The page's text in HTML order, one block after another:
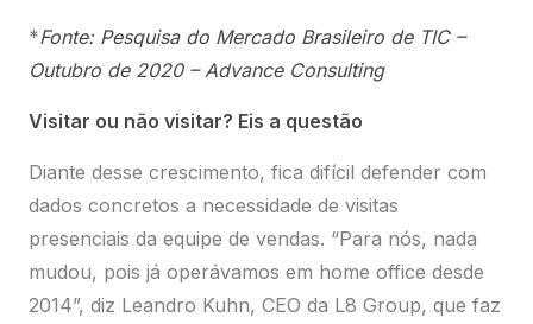
dados concretos a necessidade de visitas
presenciais da equipe de vendas. “Para nós, nada
2014”, diz Leandro Kuhn, CEO da L8 Group, que faz
parte dos 65% que tiveram crescimento acumulado
neste ano. “Inclusive internamente até brincamos
que agora todo mundo opera como nós e não
temos mais este diferencial”, conta.
Kuhn relata que as reuniões realizadas